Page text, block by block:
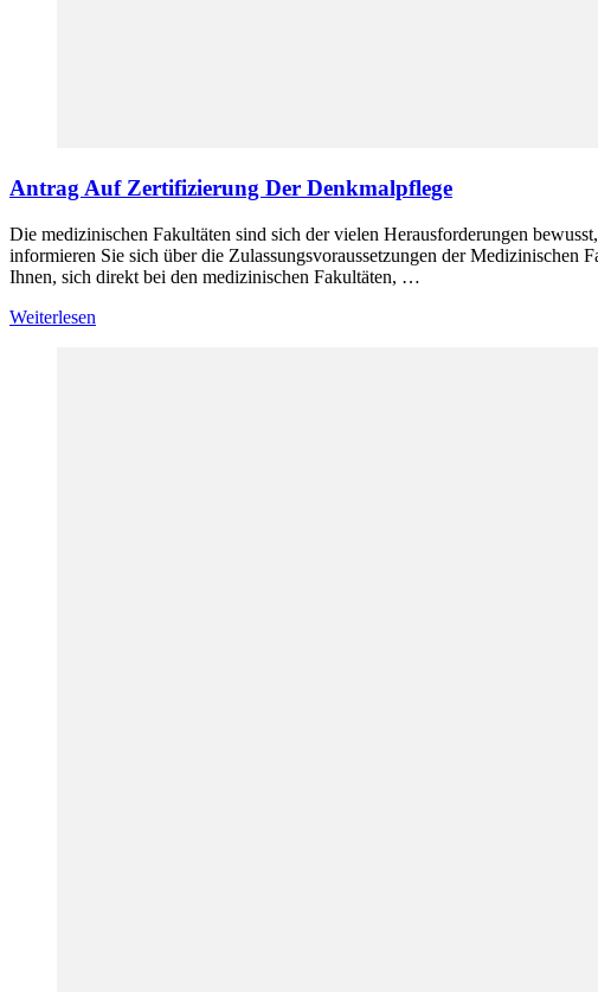
Antrag Auf Zertifizierung Der Denkmalpflege
Die medizinischen Fakultäten sind sich der vielen Herausforderungen
informieren Sie sich über die Zulassungsvoraussetzungen der
Ihnen, sich direkt bei den medizinischen Fakultäten, …
Weiterlesen